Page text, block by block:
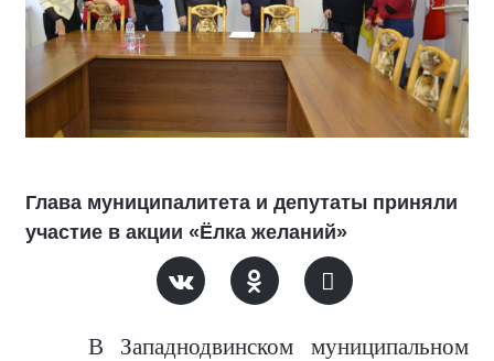
Глава муниципалитета и депутаты приняли
участие в акции «Ёлка желаний»
В Западнодвинском муниципальном